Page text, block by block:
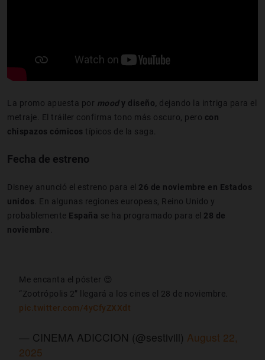
La promo apuesta por moody diseño, dejando la intriga para el
metraje. El tráiler confirma tono más oscuro, pero con
chispazos cómicos típicos de la saga.
Fecha de estreno
Disney anunció el estreno para el 26 de noviembre en Estados
unidos . En algunas regiones europeas, Reino Unido y
probablemente España se ha programado para el 28 de
noviembre
Me encanta el póster 😍
“Zootrópolis 2” llegará a los cines el 28 de noviembre.
pic.twitter.com/4yCfyZXXdt
— CINEMA ADICCION (@sestivill) August 22,
2025